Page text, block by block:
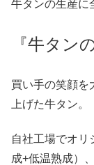
牛タンの生産に
『牛タン
買い手の笑顔を
上げた牛タン。
自社工場でオリ
成+低温熟成）